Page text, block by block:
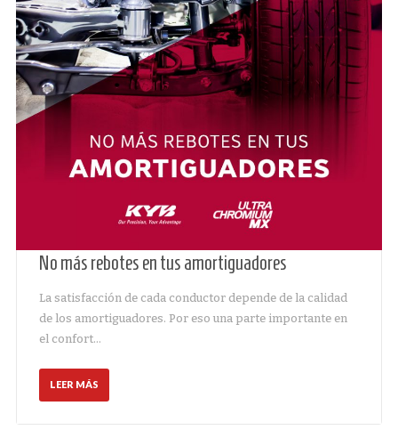
No más rebotes en tus amortiguadores
La satisfacción de cada conductor depende de la calidad
de los amortiguadores. Por eso una parte importante en
el confort…
LEER MÁS